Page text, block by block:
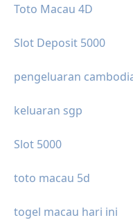
Toto Macau 4D
Slot Deposit 5000
pengeluaran
keluaran sgp
Slot 5000
toto macau 5d
togel macau hari ini